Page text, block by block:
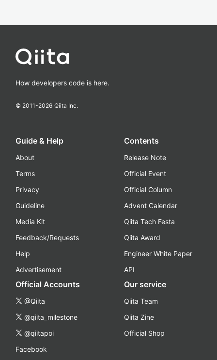
How developers code is here.
© 2011-2026 Qiita Inc.
Guide & Help
About
Terms
Privacy
Guideline
Media Kit
Feedback/Requests
Help
Advertisement
Contents
Release Note
Official Event
Official Column
Advent Calendar
Qiita Tech Festa
Qiita Award
Engineer White Paper
API
Official Accounts
@Qiita
@qiita_milestone
@qiitapoi
Facebook
Our service
Qiita Team
Qiita Zine
Official Shop